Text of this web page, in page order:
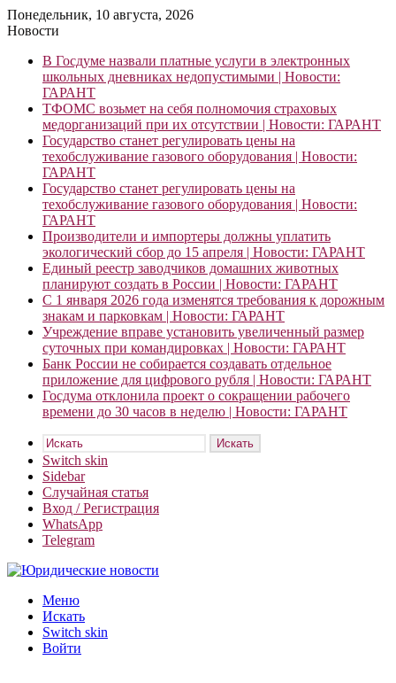
Понедельник, 10 августа, 2026
Новости
В Госдуме назвали платные услуги в электронных
школьных дневниках недопустимыми | Новости:
ГАРАНТ
ТФОМС возьмет на себя полномочия страховых
медорганизаций при их отсутствии | Новости: ГАРАНТ
Государство станет регулировать цены на
техобслуживание газового оборудования | Новости:
ГАРАНТ
Государство станет регулировать цены на
техобслуживание газового оборудования | Новости:
ГАРАНТ
Производители и импортеры должны уплатить
экологический сбор до 15 апреля | Новости: ГАРАНТ
Единый реестр заводчиков домашних животных
планируют создать в России | Новости: ГАРАНТ
С 1 января 2026 года изменятся требования к дорожным
знакам и парковкам | Новости: ГАРАНТ
Учреждение вправе установить увеличенный размер
суточных при командировках | Новости: ГАРАНТ
Банк России не собирается создавать отдельное
приложение для цифрового рубля | Новости: ГАРАНТ
Госдума отклонила проект о сокращении рабочего
времени до 30 часов в неделю | Новости: ГАРАНТ
Искать
Switch skin
Sidebar
Случайная статья
Вход / Регистрация
WhatsApp
Telegram
Меню
Искать
Switch skin
Войти